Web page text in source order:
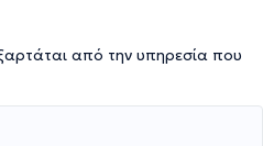
από την υπηρεσία που